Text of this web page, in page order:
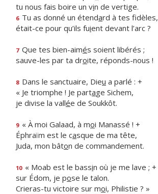
tu nous fais boire un vin de vertige.
6 Tu as donné un étendard à tes fidèles,
était-ce pour qu’ils fuient devant l’arc ?
7 Que tes bien-aimés soient libérés ;
sauve-les par ta droite, réponds-nous !
8 Dans le sanctuaire, Dieu a parlé : +
« Je triomphe ! Je partage Sichem,
je divise la vallée de Soukkôt.
9 « À moi Galaad, à moi Manassé ! +
Éphraïm est le casque de ma tête,
Juda, mon bâton de commandement.
10 « Moab est le bassin où je me lave ; +
sur Édom, je pose le talon.
Crieras-tu victoire sur moi, Philistie ? »